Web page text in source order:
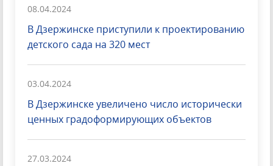
08.04.2024
В Дзержинске приступили к проектированию
детского сада на 320 мест
03.04.2024
В Дзержинске увеличено число исторически
ценных градоформирующих объектов
27.03.2024